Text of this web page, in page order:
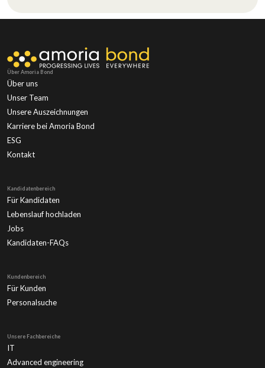
Über Amoria Bond
Über uns
Unser Team
Unsere Auszeichnungen
Karriere bei Amoria Bond
ESG
Kontakt
Kandidatenbereich
Für Kandidaten
Lebenslauf hochladen
Jobs
Kandidaten-FAQs
Kundenbereich
Für Kunden
Personalsuche
Unsere Fachbereiche
IT
Advanced engineering